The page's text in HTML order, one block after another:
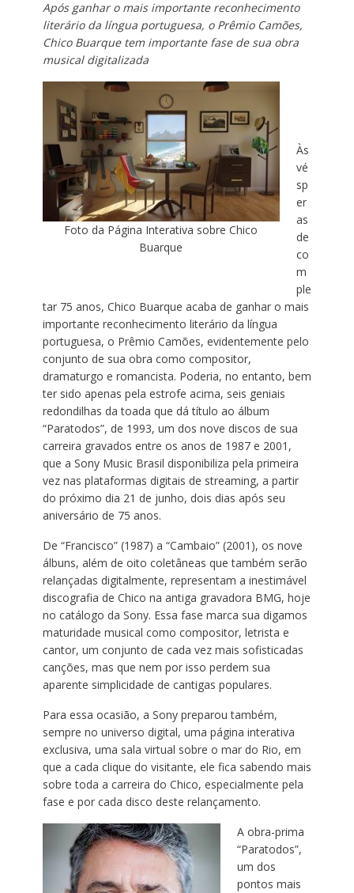
Após ganhar o mais importante reconhecimento
literário da língua portuguesa, o Prêmio Camões,
Chico Buarque tem importante fase de sua obra
musical digitalizada
Foto da Página Interativa sobre Chico
Buarque
Às
vé
sp
er
as
de
co
m
ple
tar 75 anos, Chico Buarque acaba de ganhar o mais
importante reconhecimento literário da língua
portuguesa, o Prêmio Camões, evidentemente pelo
conjunto de sua obra como compositor,
dramaturgo e romancista. Poderia, no entanto, bem
ter sido apenas pela estrofe acima, seis geniais
redondilhas da toada que dá título ao álbum
“Paratodos”, de 1993, um dos nove discos de sua
carreira gravados entre os anos de 1987 e 2001,
que a Sony Music Brasil disponibiliza pela primeira
vez nas plataformas digitais de streaming, a partir
do próximo dia 21 de junho, dois dias após seu
aniversário de 75 anos.
De “Francisco” (1987) a “Cambaio” (2001), os nove
álbuns, além de oito coletâneas que também serão
relançadas digitalmente, representam a inestimável
discografia de Chico na antiga gravadora BMG, hoje
no catálogo da Sony. Essa fase marca sua digamos
maturidade musical como compositor, letrista e
cantor, um conjunto de cada vez mais sofisticadas
canções, mas que nem por isso perdem sua
aparente simplicidade de cantigas populares.
Para essa ocasião, a Sony preparou também,
sempre no universo digital, uma página interativa
exclusiva, uma sala virtual sobre o mar do Rio, em
que a cada clique do visitante, ele fica sabendo mais
sobre toda a carreira do Chico, especialmente pela
fase e por cada disco deste relançamento.
A obra-prima
“Paratodos”,
um dos
pontos mais